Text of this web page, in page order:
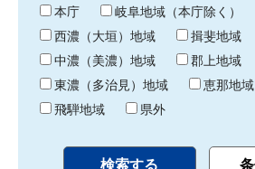
わ
り
本庁
岐阜地域（本庁除く）
西濃（大垣）地域
揖斐地域
中濃（美濃）地域
郡上地域
東濃（多治見）地域
恵那地域
飛騨地域
県外